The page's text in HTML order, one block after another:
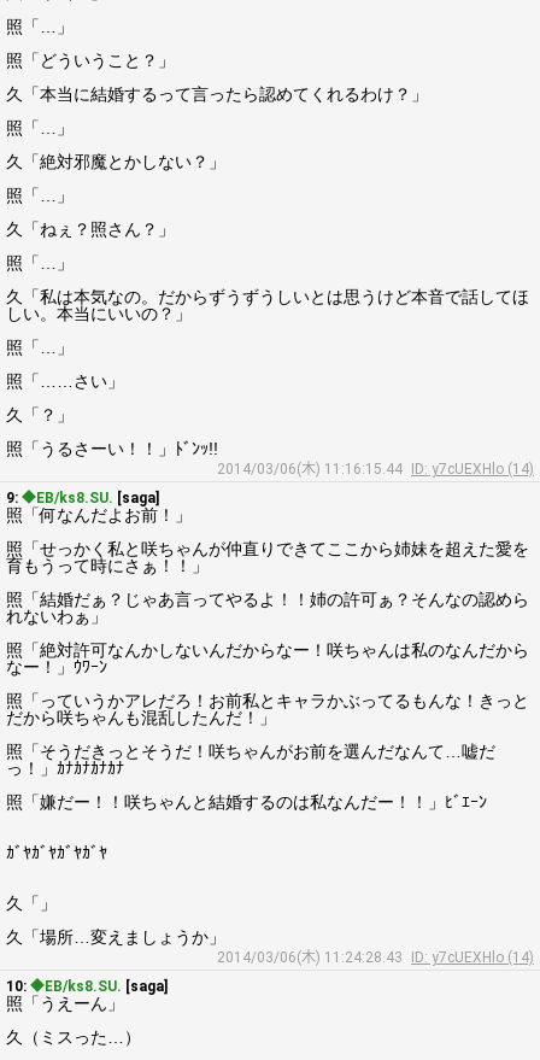
照「…」
照「どういうこと？」
久「本当に結婚するって言ったら認めてくれるわけ？」
照「…」
久「絶対邪魔とかしない？」
照「…」
久「ねぇ？照さん？」
照「…」
久「私は本気なの。だからずうずうしいとは思うけど本音で話してほ
しい。本当にいいの？」
照「…」
照「……さい」
久「？」
照「うるさーい！！」ﾄﾞﾝｯ!!
2014/03/06(木) 11:16:15.44
ID: y7cUEXHlo (14)
9: ◆EB/ks8.SU. [saga]
照「何なんだよお前！」
照「せっかく私と咲ちゃんが仲直りできてここから姉妹を超えた愛を
育もうって時にさぁ！！」
照「結婚だぁ？じゃあ言ってやるよ！！姉の許可ぁ？そんなの認めら
れないわぁ」
照「絶対許可なんかしないんだからなー！咲ちゃんは私のなんだから
なー！」ｳﾜｰﾝ
照「っていうかアレだろ！お前私とキャラかぶってるもんな！きっと
だから咲ちゃんも混乱したんだ！」
照「そうだきっとそうだ！咲ちゃんがお前を選んだなんて…嘘だ
っ！」ｶﾅｶﾅｶﾅｶﾅ
照「嫌だー！！咲ちゃんと結婚するのは私なんだー！！」ﾋﾞｴｰﾝ
ｶﾞﾔｶﾞﾔｶﾞﾔｶﾞﾔ
久「」
久「場所…変えましょうか」
2014/03/06(木) 11:24:28.43
ID: y7cUEXHlo (14)
10: ◆EB/ks8.SU. [saga]
照「うえーん」
久（ミスった…）